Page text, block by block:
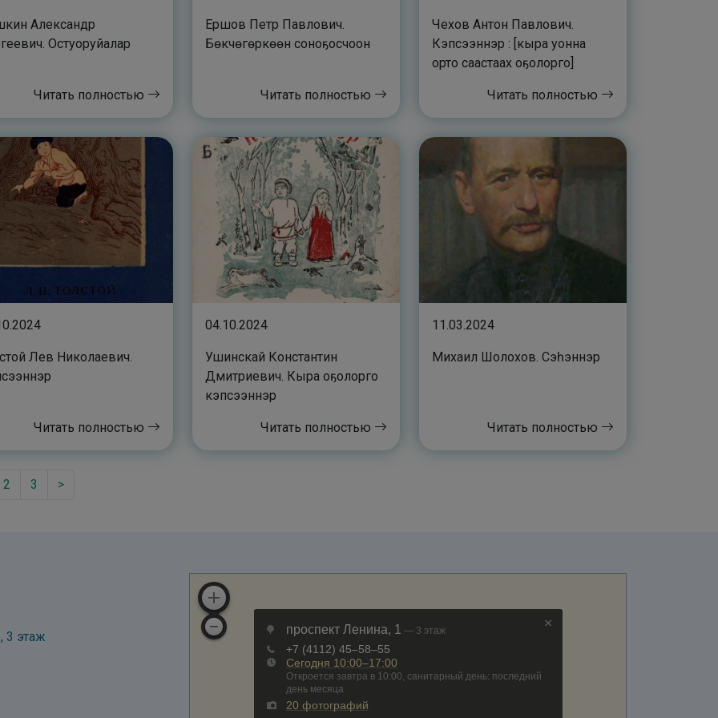
Александр
Остуоруйалар
Читать полностью
Ершов Петр Павлович.
Бөкчөгөркөөн соноҕосчоон
Читать полностью
Чехов Антон Павлович.
Кэпсээннэр : [кыра уонна
орто саастаах оҕолорго]
Читать полностью
Лев Николаевич.
Читать полностью
04.10.2024
Ушинскай Константин
Дмитриевич. Кыра оҕолорго
кэпсээннэр
Читать полностью
11.03.2024
Михаил Шолохов. Сэһэннэр
Читать полностью
2 3 >
3 этаж